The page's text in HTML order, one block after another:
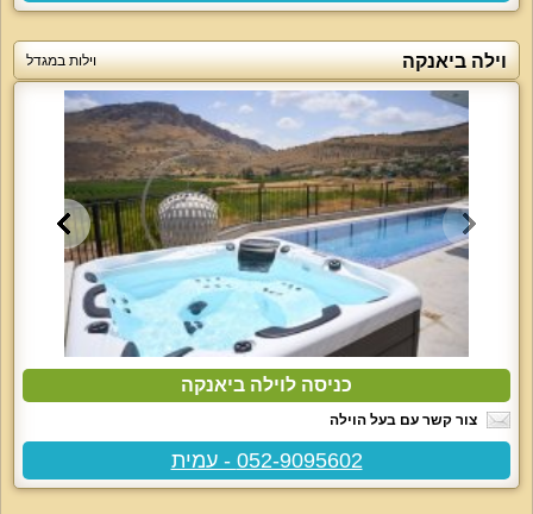
וילה ביאנקה וילות במגדל
כניסה לוילה ביאנקה
צור קשר עם בעל הוילה
052-9095602 - עמית